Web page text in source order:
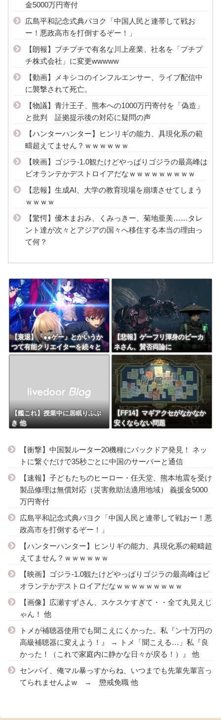
金5000万円寄付
広島平和記念式典パヨク「中国人民と連帯して戦お
ー！悪政高市を打倒するぞー！」
【朗報】プチプチで有名な川上産業、社名を「プチプ
チ株式会社」に変更wwwww
【動画】メキシコのインフルエンサー、ライブ配信中
に襲撃されて死亡。
【物議】青汁王子、熊本への1000万円寄付を「偽造」
と批判 証拠提示後の対応に疑問の声
【ハンターハンター】ヒンリギの能力、具現化系の範
疇超えてません？ｗｗｗｗｗｗ
【映画】ゴジラ-1.0観たけどやっぱりゴジラの最高峰は
ビオランテかデストロイアだなｗｗｗｗｗｗｗｗｗ
【悲報】生成AI、大学の教育現場を崩壊させてしまう
ｗｗｗｗ
【驚愕】優木まおみ、くみっきー、菊地亜美……タレ
ント達が次々とアジアの国々へ移住する本当の理由っ
て何？
【衰退】「●●ゲー」とかいうか
つて有能クリエイターを続々と
輩出した謎の界隈wwwww
【悲報】ゲーフリ渾身のビーカ
ネさん、賛否両論に
【艦これ】授業中に居眠りふぶ
き 他
【FF14】マギアクセがなかなか
安くならない問題
【衝撃】中国製ルーター20機種にバックドア発見！ ネッ
トに繋ぐだけで35秒ごとに中国のサーバーと通信
【速報】子どもたちのヒーロー・任天堂、熊本地震を受け
製品修理は無償対応（災害救助法適用地域） 義援金5000
万円寄付
広島平和記念式典パヨク「中国人民と連帯して戦おー！悪
政高市を打倒するぞー！」
【ハンターハンター】ヒンリギの能力、具現化系の範疇超
えてません？ｗｗｗｗｗｗ
【映画】ゴジラ-1.0観たけどやっぱりゴジラの最高峰はビ
オランテかデストロイアだなｗｗｗｗｗｗｗｗｗ
【画像】広瀬すずさん、スケスケすぎて・・全て丸見えじ
ゃん！ 他
トメが補聴器使用でも聞こえにくかった。私『ン十万円の
高級補聴器に変えよう！』 → トメ「聞こえる…」私『良
かった！（これで家庭内に静かな日々が戻る！）』 他
センパイ、俺マル暴っすからね、いつまでも先輩先輩言っ
てられませんよw → 懲戒免職 他